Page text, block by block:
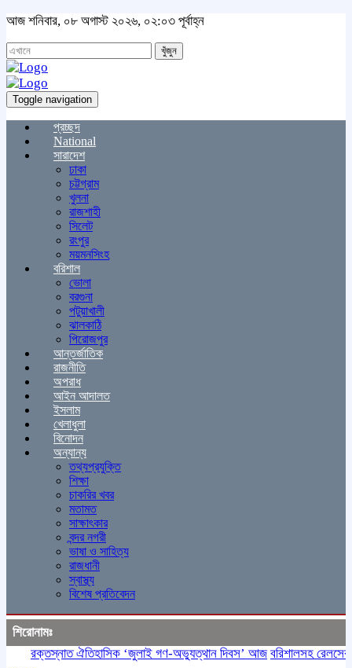
আজ শনিবার, ০৮ অগাস্ট ২০২৬, ০২:০৩ পূর্বাহ্ন
খুঁজুন
Toggle navigation
প্রচ্ছদ
National
সারাদেশ
ঢাকা
চট্টগ্রাম
খুলনা
রাজশাহী
সিলেট
রংপুর
ময়মনসিংহ
বরিশাল
ভোলা
বরগুনা
পটুয়াখালী
ঝালকাঠি
পিরোজপুর
আন্তর্জাতিক
রাজনীতি
অপরাধ
আইন আদালত
ইসলাম
খেলাধুলা
বিনোদন
অন্যান্য
তথ্যপ্রযুক্তি
শিক্ষা
চাকরির খবর
মতামত
সাক্ষাৎকার
বন্দর নগরী
ভাষা ও সাহিত্য
রাজধানী
স্বাস্থ্য
বিশেষ প্রতিবেদন
শিরোনামঃ
রক্তস্নাত ঐতিহাসিক ‌‘জুলাই গণ-অভ্যুত্থান দিবস’ আজ বরিশালসহ রেলসেবা